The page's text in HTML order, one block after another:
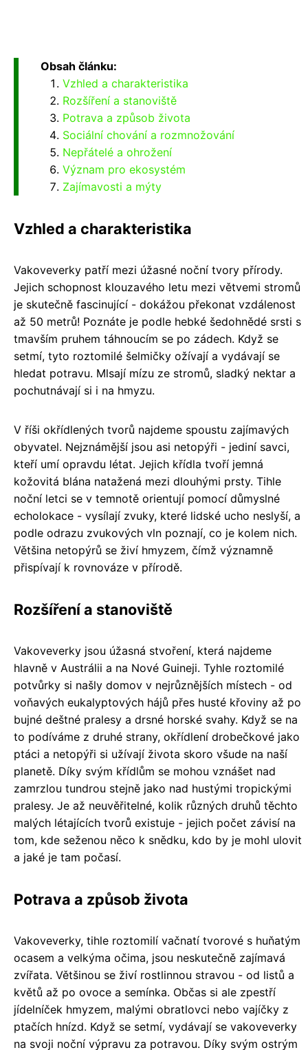
Obsah článku:
Vzhled a charakteristika
Rozšíření a stanoviště
Potrava a způsob života
Sociální chování a rozmnožování
Nepřátelé a ohrožení
Význam pro ekosystém
Zajímavosti a mýty
Vzhled a charakteristika
Vakoveverky patří mezi úžasné noční tvory přírody.
Jejich schopnost klouzavého letu mezi větvemi stromů
je skutečně fascinující - dokážou překonat vzdálenost
až 50 metrů! Poznáte je podle hebké šedohnědé srsti s
tmavším pruhem táhnoucím se po zádech. Když se
setmí, tyto roztomilé šelmičky ožívají a vydávají se
hledat potravu. Mlsají mízu ze stromů, sladký nektar a
pochutnávají si i na hmyzu.
V říši okřídlených tvorů najdeme spoustu zajímavých
obyvatel. Nejznámější jsou asi netopýři - jediní savci,
kteří umí opravdu létat. Jejich křídla tvoří jemná
kožovitá blána natažená mezi dlouhými prsty. Tihle
noční letci se v temnotě orientují pomocí důmyslné
echolokace - vysílají zvuky, které lidské ucho neslyší, a
podle odrazu zvukových vln poznají, co je kolem nich.
Většina netopýrů se živí hmyzem, čímž významně
přispívají k rovnováze v přírodě.
Rozšíření a stanoviště
Vakoveverky jsou úžasná stvoření, která najdeme
hlavně v Austrálii a na Nové Guineji. Tyhle roztomilé
potvůrky si našly domov v nejrůznějších místech - od
voňavých eukalyptových hájů přes husté křoviny až po
bujné deštné pralesy a drsné horské svahy. Když se na
to podíváme z druhé strany, okřídlení drobečkové jako
ptáci a netopýři si užívají života skoro všude na naší
planetě. Díky svým křídlům se mohou vznášet nad
zamrzlou tundrou stejně jako nad hustými tropickými
pralesy. Je až neuvěřitelné, kolik různých druhů těchto
malých létajících tvorů existuje - jejich počet závisí na
tom, kde seženou něco k snědku, kdo by je mohl ulovit
a jaké je tam počasí.
Potrava a způsob života
Vakoveverky, tihle roztomilí vačnatí tvorové s huňatým
ocasem a velkýma očima, jsou neskutečně zajímavá
zvířata. Většinou se živí rostlinnou stravou - od listů a
květů až po ovoce a semínka. Občas si ale zpestří
jídelníček hmyzem, malými obratlovci nebo vajíčky z
ptačích hnízd. Když se setmí, vydávají se vakoveverky
na svoji noční výpravu za potravou. Díky svým ostrým